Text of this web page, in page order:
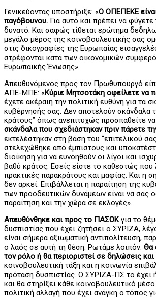
Γενικεύοντας υποστήριξε: «Ο ΟΠΕΠΕΚΕ
παγόβουνου. Για αυτό και πρέπει να
δυνατό. Και σαφώς τίθεται ερώτημα
μεγάλο μέρος της κοινοβουλευτικής σας
στις δικογραφίες της Ευρωπαίας
στρέφονται κατά των οικονομικών
Ευρωπαϊκής Ένωσης».
Απευθυνόμενος προς τον Πρωθυπουργό
ΑΠΕ-ΜΠΕ: «Κύριε Μητσοτάκη οφείλετε να
έχετε ακέραιη την πολιτική ευθύνη για τα
κυβέρνησής σας. Δεν αποτελούν σκάνδαλα
κράτους” όπως ανεπιτυχώς προσπαθείτε
σκάνδαλα που σχεδιάστηκαν πριν πάρετε
εκτελέστηκαν στη βάση του “επιτελικού
στελεχώθηκε από έμπιστους και
διοίκηση για να ευνοηθούν οι λίγοι και
βαθύ κράτος. Εσείς είστε το καθεστώς που
πρακτικές παρακράτους και μαφίας. Και η
δεν αρκεί. Επιβάλλεται η παραίτηση της
των προοδευτικών δυνάμεων είναι να σας
παραίτηση και την χώρα σε εκλογές».
Απευθύνθηκε και προς το ΠΑΣΟΚγια το
δυσπιστίας που έχει ζητήσει ο ΣΥΡΙΖΑ,
είναι σήμερα αξιωματική αντιπολίτευση,
ο λαός σε αυτή τη θέση. Ρωτάμε λοιπόν: Θα
τον ρόλο ή θα περιοριστεί σε δηλώσεις και
κοινοβουλευτική τάξη και η κοινωνία
πρόταση δυσπιστίας. Ο ΣΥΡΙΖΑ-ΠΣ το έχει
και θα στηρίξει κάθε κοινοβουλευτικό
πολιτική αλλαγή που έχει ανάγκη ο τόπος